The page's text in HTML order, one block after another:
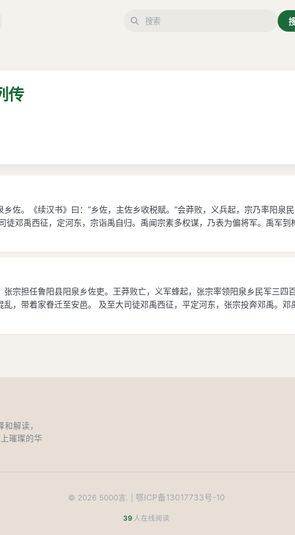
传
佐。《续汉书》曰：“乡佐，主佐乡收税赋。”会莽败，义兵起，宗乃率阳泉
徒邓禹西征，定河东，宗诣禹自归。禹闻宗素多权谋，乃表为偏将军。禹军
宗担任鲁阳县阳泉乡佐吏。王莽败亡，义军蜂起，张宗率领阳泉乡民军三四
，带着家眷迁至安邑。 及至大司徒邓禹西征，平定河东，张宗投奔邓禹。
解读，
璀璨的华
© 2026 5000言. | 鄂ICP备13017733号-10
39 人在线阅读